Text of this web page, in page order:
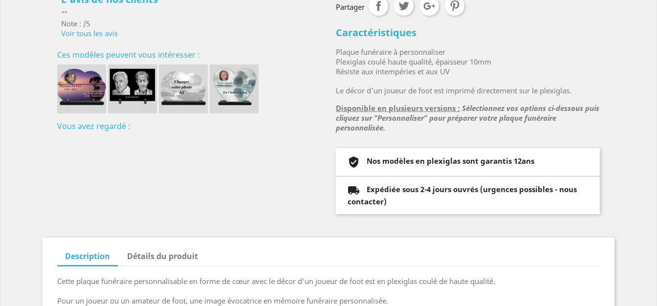
""
Note : /5
Voir tous les avis
Ces modèles peuvent vous intéresser :
Vous avez regardé :
Partager
Caractéristiques
Plaque funéraire à personnaliser
Plexiglas coulé haute qualité, épaisseur 10mm
Résiste aux intempéries et aux UV
Le décor d'un joueur de foot est imprimé directement sur le plexiglas.
Disponible en plusieurs versions : Sélectionnez vos options ci-dessous puis
cliquez sur "Personnaliser" pour préparer votre plaque funéraire
personnalisée.
Nos modèles en plexiglas sont garantis 12ans
Expédiée sous 2-4 jours ouvrés (urgences possibles - nous
contacter)
Description Détails du produit
Cette plaque funéraire personnalisable en forme de cœur avec le décor d'un joueur de foot est en plexiglas coulé de haute qualité.
Pour un joueur ou un amateur de foot, une image évocatrice en mémoire funéraire personnalisée.